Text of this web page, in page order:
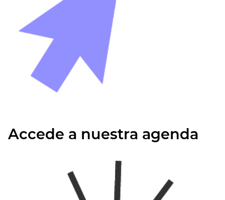
Accede a nuestra agenda